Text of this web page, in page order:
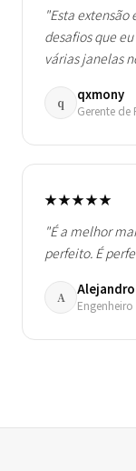
"Esta
desafios que
várias janelas
q qxmony
Gerente
★★★★★
"É a melhor
perfeito. É
A Alejandro